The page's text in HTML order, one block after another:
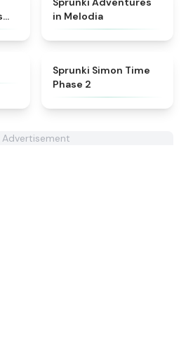
in Melodia
Sprunki Simon Time
Phase 2
Advertisement